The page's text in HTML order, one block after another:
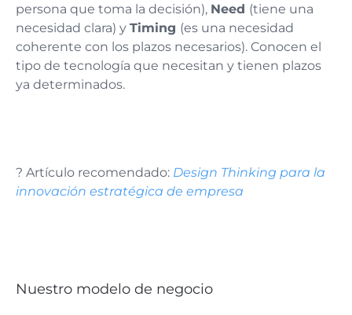
persona que toma la decisión), Need (tiene una
necesidad clara) y Timing (es una necesidad
coherente con los plazos necesarios). Conocen el
tipo de tecnología que necesitan y tienen plazos
ya determinados.
? Artículo recomendado: Design Thinking para la
innovación estratégica de empresa
Nuestro modelo de negocio